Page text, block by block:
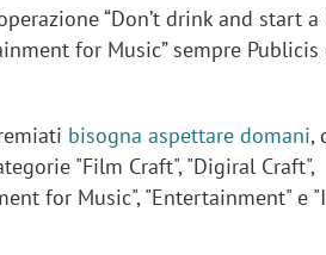
“Don’t drink and start a
for Music” sempre Publicis
bisogna aspettare domani,
"Film Craft", "Digiral Craft",
for Music", "Entertainment" e